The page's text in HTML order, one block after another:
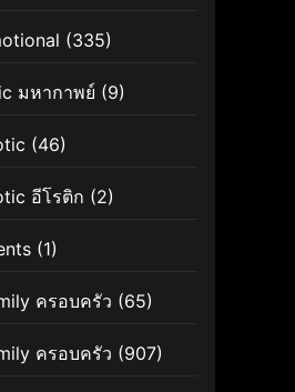
(335)
มหากาพย์ (9)
(46)
อีโรติก (2)
(1)
ครอบครัว (65)
ครอบครัว (907)